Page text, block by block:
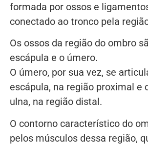
formada por ossos e
conectado ao tronco pela
Os ossos da região do ombro
escápula e o úmero.
O úmero, por sua vez, se
escápula, na região proximal e
ulna, na região distal.
O contorno característico do
pelos músculos dessa região,